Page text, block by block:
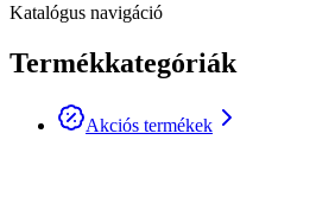
Katalógus navigáció
Termékkategóriák
Akciós termékek